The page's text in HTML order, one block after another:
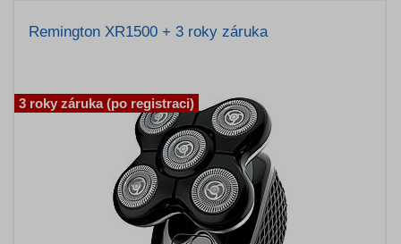
Remington XR1500 + 3 roky záruka
3 roky záruka (po registraci)